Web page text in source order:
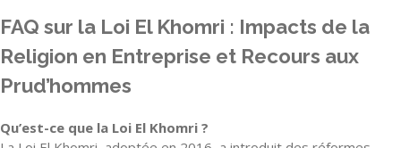
FAQ sur la Loi El Khomri : Impacts de la
Religion en Entreprise et Recours aux
Prud’hommes
Qu’est-ce que la Loi El Khomri ?